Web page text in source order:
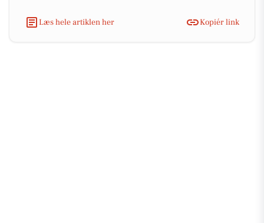
Læs hele artiklen her Kopiér link